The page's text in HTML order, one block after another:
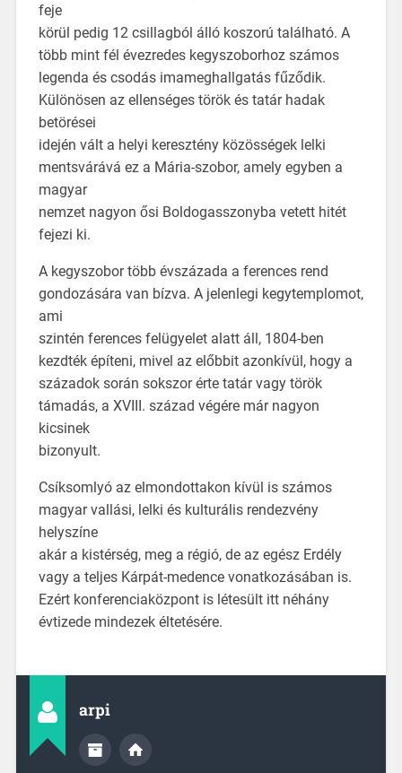
feje
körül pedig 12 csillagból álló koszorú található. A
több mint fél évezredes kegyszoborhoz számos
legenda és csodás imameghallgatás fűződik.
Különösen az ellenséges török és tatár hadak
betörései
idején vált a helyi keresztény közösségek lelki
mentsvárává ez a Mária-szobor, amely egyben a
magyar
nemzet nagyon ősi Boldogasszonyba vetett hitét
fejezi ki.
A kegyszobor több évszázada a ferences rend
gondozására van bízva. A jelenlegi kegytemplomot,
ami
szintén ferences felügyelet alatt áll, 1804-ben
kezdték építeni, mivel az előbbit azonkívül, hogy a
századok során sokszor érte tatár vagy török
támadás, a XVIII. század végére már nagyon
kicsinek
bizonyult.
Csíksomlyó az elmondottakon kívül is számos
magyar vallási, lelki és kulturális rendezvény
helyszíne
akár a kistérség, meg a régió, de az egész Erdély
vagy a teljes Kárpát-medence vonatkozásában is.
Ezért konferenciaközpont is létesült itt néhány
évtizede mindezek éltetésére.
arpi